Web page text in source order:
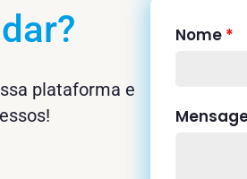
plataforma e
Nome *